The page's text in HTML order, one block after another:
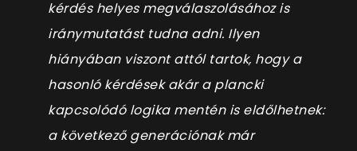
kérdés helyes megválaszolásához is
iránymutatást tudna adni. Ilyen
hiányában viszont attól tartok, hogy a
hasonló kérdések akár a plancki
kapcsolódó logika mentén is eldőlhetnek:
a következő generációnak már